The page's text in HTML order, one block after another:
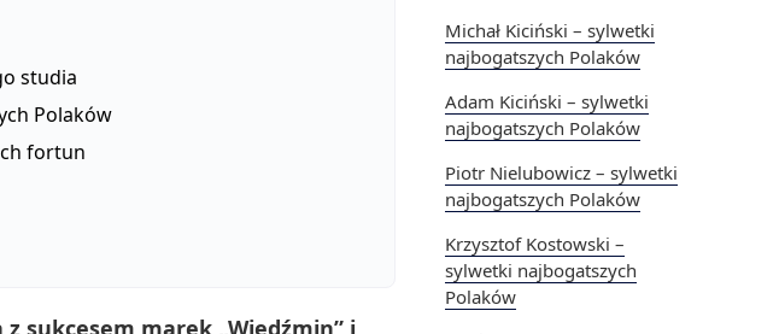
Michał Kiciński – sylwetki
najbogatszych Polaków
Adam Kiciński – sylwetki
najbogatszych Polaków
Piotr Nielubowicz – sylwetki
najbogatszych Polaków
Krzysztof Kostowski –
sylwetki najbogatszych
Polaków
studia
Polaków
fortun
sukcesem marek „Wiedźmin” i